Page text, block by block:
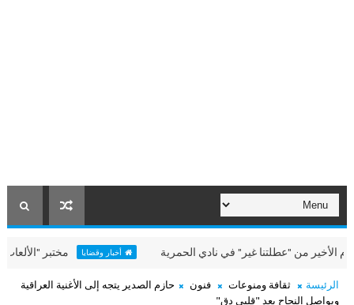
من "عطلتنا غير" في نادي الحمرية أخبار وقضايا مختبر "الألعاب
الرئيسة ثقافة ومنوعات فنون
حازم الصدير يتجه إلى الأغنية العراقية
ويواصل النجاح بعد "قلبي دق"